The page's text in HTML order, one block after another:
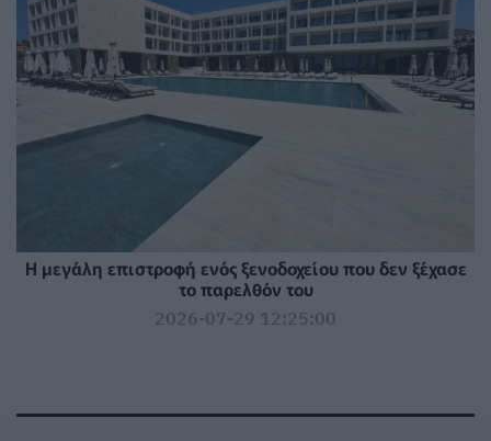
Η μεγάλη επιστροφή ενός ξενοδοχείου που δεν ξέχασε
το παρελθόν του
2026-07-29 12:25:00